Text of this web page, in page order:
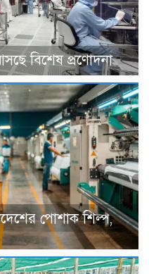
বিশেষ প্রণোদনা
পোশাক শিল্প,